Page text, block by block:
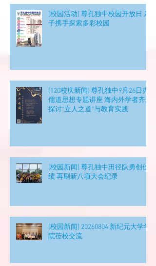
[校园活动] 尊孔独中校园开放日 亲
子携手探索多彩校园
[120校庆新闻] 尊孔独中9月26日办
儒道思想专题讲座 海内外学者齐聚
探讨“立人之道”与教育实践
[校园新闻] 尊孔独中田径队勇创佳
绩 再刷新八项大会纪录
[校园新闻] 20260804 新纪元大学学
院莅校交流